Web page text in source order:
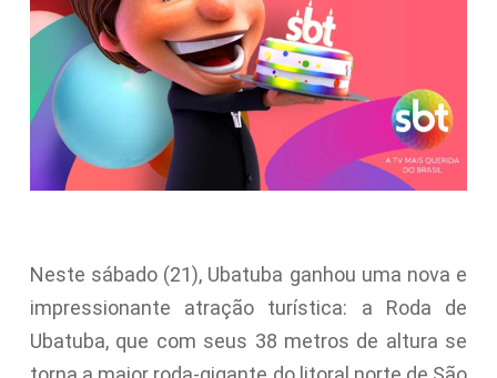
Neste sábado (21), Ubatuba ganhou uma nova e
impressionante atração turística: a Roda de
Ubatuba, que com seus 38 metros de altura se